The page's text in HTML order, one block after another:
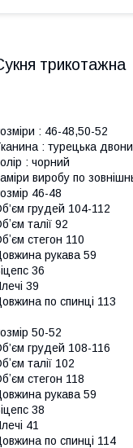
трикотажна
: 46-48,50-52
: турецька
: чорний
виробу по
46-48
грудей 104-112
талії 92
стегон 110
рукава 59
36
39
по спинці 113
50-52
грудей 108-116
талії 102
стегон 118
рукава 59
38
41
по спинці 114